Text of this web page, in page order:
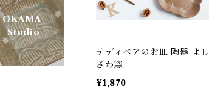
テディベアのお皿 陶器 よし
ざわ窯
¥1,870
OKAMA
Studio